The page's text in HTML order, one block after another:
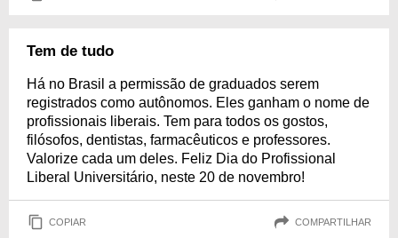
Tem de tudo
Há no Brasil a permissão de graduados serem
registrados como autônomos. Eles ganham o nome de
profissionais liberais. Tem para todos os gostos,
filósofos, dentistas, farmacêuticos e professores.
Valorize cada um deles. Feliz Dia do Profissional
Liberal Universitário, neste 20 de novembro!
COPIAR COMPARTILHAR